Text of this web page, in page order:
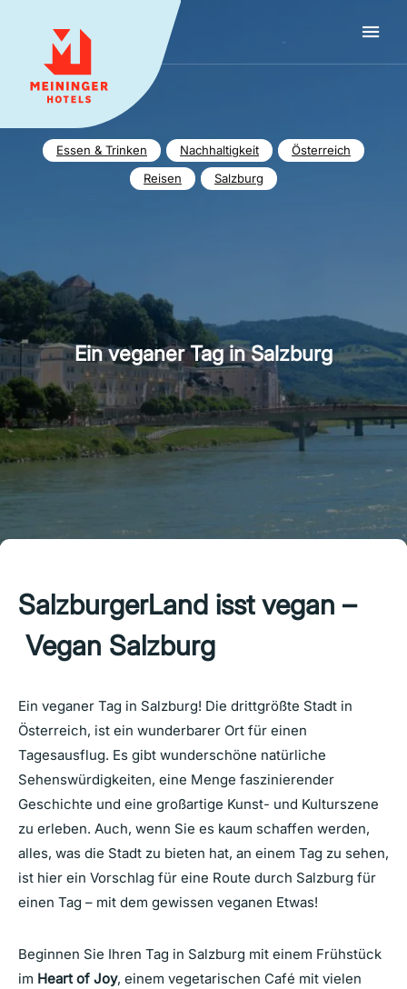
MEININGER HOTELS
Essen & Trinken Nachhaltigkeit
Österreich
Reisen
Salzburg
Ein veganer Tag in Salzburg
SalzburgerLand isst vegan –
Vegan Salzburg
Ein veganer Tag in Salzburg! Die drittgrößte Stadt in
Österreich, ist ein wunderbarer Ort für einen
Tagesausflug. Es gibt wunderschöne natürliche
Sehenswürdigkeiten, eine Menge faszinierender
Geschichte und eine großartige Kunst- und Kulturszene
zu erleben. Auch, wenn Sie es kaum schaffen werden,
alles, was die Stadt zu bieten hat, an einem Tag zu sehen,
ist hier ein Vorschlag für eine Route durch Salzburg für
einen Tag – mit dem gewissen veganen Etwas!
Beginnen Sie Ihren Tag in Salzburg mit einem Frühstück
im Heart of Joy, einem vegetarischen Café mit vielen